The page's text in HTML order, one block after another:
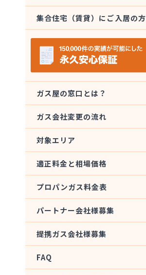
集合住宅（賃貸）にご入居の方
ガス屋の窓口とは？
ガス会社変更の流れ
対象エリア
適正料金と相場価格
プロパンガス料金表
パートナー会社様募集
提携ガス会社様募集
FAQ